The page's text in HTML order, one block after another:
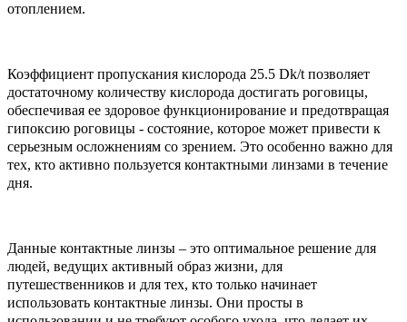
отоплением.
Коэффициент пропускания кислорода 25.5 Dk/t позволяет
достаточному количеству кислорода достигать роговицы,
обеспечивая ее здоровое функционирование и предотвращая
гипоксию роговицы - состояние, которое может привести к
серьезным осложнениям со зрением. Это особенно важно для
тех, кто активно пользуется контактными линзами в течение
дня.
Данные контактные линзы – это оптимальное решение для
людей, ведущих активный образ жизни, для
путешественников и для тех, кто только начинает
использовать контактные линзы. Они просты в